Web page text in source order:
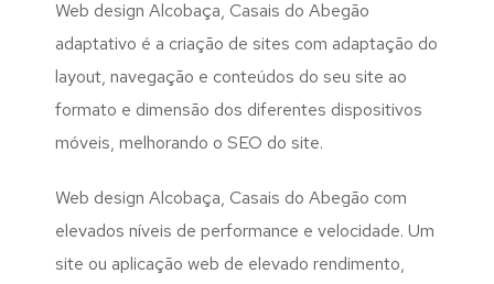
Web design Alcobaça, Casais do Abegão
adaptativo é a criação de sites com adaptação do
layout, navegação e conteúdos do seu site ao
formato e dimensão dos diferentes dispositivos
móveis, melhorando o SEO do site.
Web design Alcobaça, Casais do Abegão com
elevados níveis de performance e velocidade. Um
site ou aplicação web de elevado rendimento,